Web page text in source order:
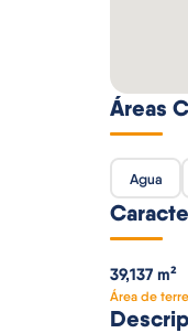
Áreas
Agua
39,137 m²
Área de